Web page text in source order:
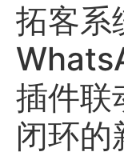
拓客系
插件联
闭环的